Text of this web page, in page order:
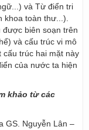
và Từ điển tri
toàn thư...).
được biên soạn trên
và cấu trúc vi mô
cấu trúc hai mặt này
của nước ta hiện
khảo từ các
GS. Nguyễn Lân –